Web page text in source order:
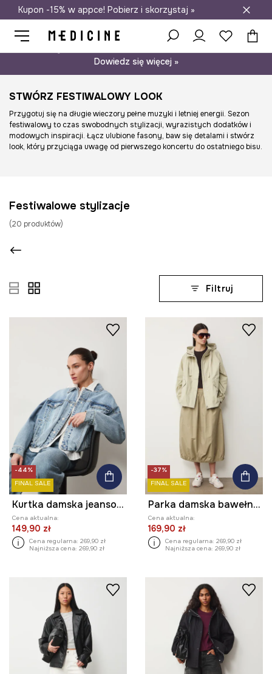
Darmowa dostawa do salonów
Kupon -15% w appce! Pobierz i skorzystaj »
Dowiedz się więcej »
STWÓRZ FESTIWALOWY LOOK
Przygotuj się na długie wieczory pełne muzyki i letniej energii. Sezon
festiwalowy to czas swobodnych stylizacji, wyrazistych dodatków i
modowych inspiracji. Łącz ulubione fasony, baw się detalami i stwórz
look, który przyciąga uwagę od pierwszego koncertu do ostatniego bisu.
Festiwalowe stylizacje
(20 produktów)
Filtruj
-44%
FINAL SALE
Kurtka damska jeansowa
Cena aktualna:
149,90 zł
Cena regularna: 269,90 zł
Najniższa cena: 269,90 zł
-37%
FINAL SALE
Parka damska bawełniana
Cena aktualna:
169,90 zł
Cena regularna: 269,90 zł
Najniższa cena: 269,90 zł